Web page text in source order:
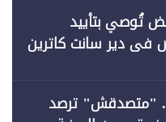
تُوصي بتأييد
29 قطعة أرض في دير سانت كاترين
"متصدقش" ترصد